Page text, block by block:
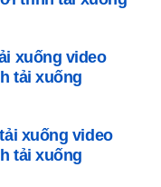
xuống video
tải xuống
xuống video
tải xuống